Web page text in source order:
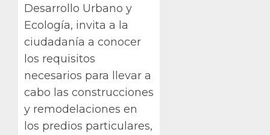
Desarrollo Urbano y
Ecología, invita a la
ciudadanía a conocer
los requisitos
necesarios para llevar a
cabo las construcciones
y remodelaciones en
los predios particulares,